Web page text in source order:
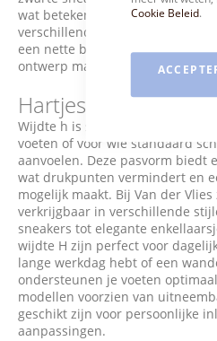
Cookie Beleid.
wat betekent dat ze eenvoudig
verschillende outfits. Of je nu
een nette broek, deze sneakers
ontwerp maakt ze een must-
Hartjes schoenen
Wijdte h is speciaal ontwikkeld
voeten of voor wie standaard
aanvoelen. Deze pasvorm biedt
wat drukpunten vermindert en
mogelijk maakt. Bij Van der
verkrijgbaar in verschillende
sneakers tot elegante
wijdte H zijn perfect voor
lange werkdag hebt of een
ondersteunen je voeten
modellen voorzien van
geschikt zijn voor persoonlijke
aanpassingen.